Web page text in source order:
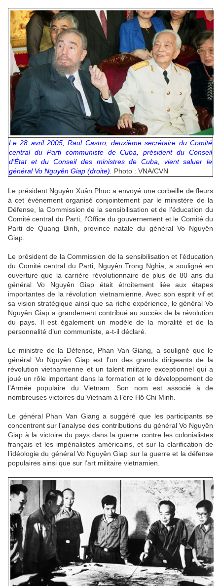
Le 28 avril 2005, Raul Castro, deuxième secrétaire du Comité
central du Parti communiste de Cuba, président du Conseil
d'État et du Conseil des ministres de Cuba, vient saluer le
général Vo Nguyên Giap (droite). Photo : VNA/CVN
Le président Nguyên Xuân Phuc a envoyé une corbeille de fleurs
à cet événement organisé conjointement par le ministère de la
Défense, la Commission de la sensibilisation et de l’éducation du
Comité central du Parti, l’Office du gouvernement et le Comité du
Parti de Quang Binh, province natale du général Vo Nguyên
Giap.
Le président de la Commission de la sensibilisation et l’éducation
du Comité central du Parti, Nguyên Trong Nghia, a souligné en
ouverture que la carrière révolutionnaire de plus de 80 ans du
général Vo Nguyên Giap était étroitement liée aux étapes
importantes de la révolution vietnamienne. Avec son esprit vif et
sa vision stratégique ainsi que sa riche expérience, le général Vo
Nguyên Giap a grandement contribué au succès de la révolution
du pays. Il est également un modèle de la moralité et de la
personnalité d’un communiste, a-t-il déclaré.
Le ministre de la Défense, Phan Van Giang, a souligné que le
général Vo Nguyên Giap est l’un des grands dirigeants de la
révolution vietnamienne et un talent militaire exceptionnel qui a
joué un rôle important dans la formation et le développement de
l’Armée populaire du Vietnam. Son nom est associé à de
nombreuses victoires du Vietnam à l’ère Hô Chi Minh.
Le général Phan Van Giang a suggéré que les participants se
concentrent sur l’analyse des contributions du général Vo Nguyên
Giap à la victoire du pays dans la guerre contre les colonialistes
français et les impérialistes américains, et sur la clarification de
l’idéologie du général Vo Nguyên Giap sur la guerre et la défense
populaires ainsi que sur l’art militaire vietnamien.